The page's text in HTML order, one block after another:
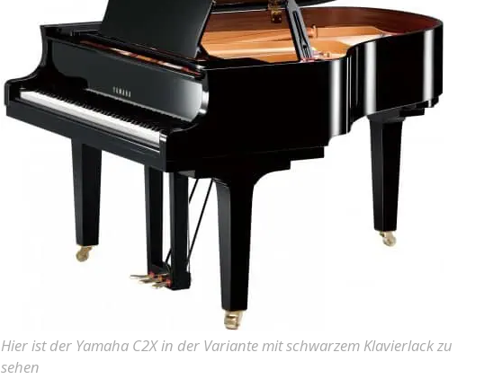
Hier ist der Yamaha C2X in der Variante mit schwarzem Klavierlack zu
sehen